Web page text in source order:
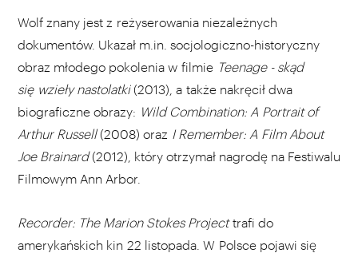
Wolf znany jest z reżyserowania niezależnych
dokumentów. Ukazał m.in. socjologiczno-historyczny
obraz młodego pokolenia w filmie Teenage - skąd
się wzieły nastolatki (2013), a także nakręcił dwa
biograficzne obrazy: Wild Combination: A Portrait of
Arthur Russell(2008) oraz I Remember: A Film About
Joe Brainard(2012), który otrzymał nagrodę na Festiwalu
Filmowym Ann Arbor.
Recorder: The Marion Stokes Projecttrafi do
amerykańskich kin 22 listopada. W Polsce pojawi się